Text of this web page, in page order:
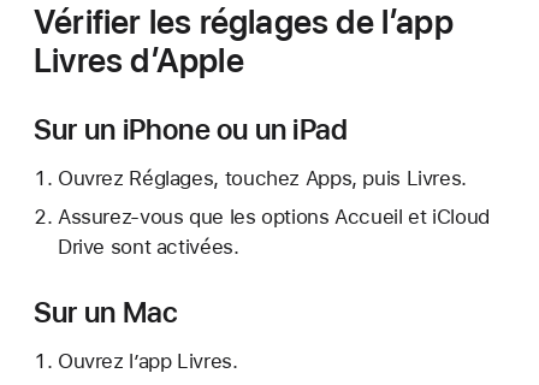
Vérifier les réglages de l’app
Livres d’Apple
Sur un iPhone ou un iPad
Ouvrez Réglages, touchez Apps, puis Livres.
Assurez-vous que les options Accueil et iCloud
Drive sont activées.
Sur un Mac
Ouvrez l’app Livres.